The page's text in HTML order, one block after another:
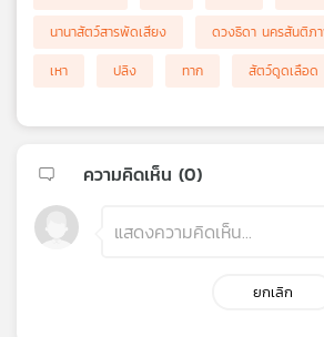
นานาสัตว์สารพัดเสียง
ดวงธิดา นครสันติภ
เหา
ปลิง ทาก สัตว์ดูดเลือด
ความคิดเห็น (0)
ยกเลิก